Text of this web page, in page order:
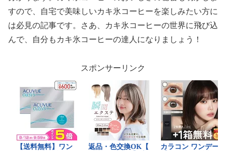
すので、自宅で美味しいカキ氷コーヒーを楽しみたい方に
は必見の記事です。さあ、カキ氷コーヒーの世界に飛び込
んで、自分もカキ氷コーヒーの達人になりましょう！
スポンサーリンク